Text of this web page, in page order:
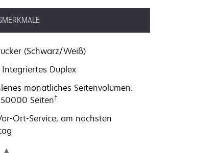
(Schwarz/Weiß)
Integriertes Duplex
monatliches Seitenvolumen:
Seiten†
Ort-Service, am nächsten